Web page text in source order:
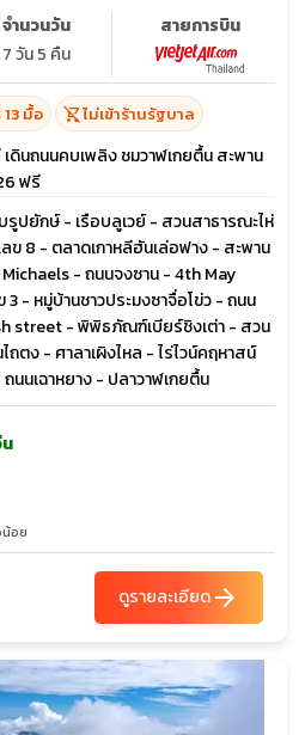
จำนวนวัน
7 วัน 5 คืน
สายการบิน
13 มื้อ shopping_cart_offไม่เข้าร้านรัฐบาล
ดินถนนคบเพลิง ชมวาฬเกยตื้น สะพาน
ฟรี
รูปยักษ์ - เรือบลูเวย์ - สวนสาธารณะไห่
ข 8 - ตลาดเกาหลีฮันเล่อฟาง - สะพาน
- ถนนจงซาน - 4th May
3 - หมู่บ้านชาวประมงซาจื่อโข่ว - ถนน
street - พิพิธภัณฑ์เบียร์ชิงเต่า - สวน
ถตง - ศาลาเผิงไหล - ไร่ไวน์คฤหาสน์
นนเฉาหยาง - ปลาวาฬเกยตื้น
น้อย
ดูรายละเอียดarrow_forward